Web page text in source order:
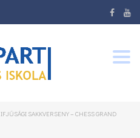
IFJÚSÁGI SAKKVERSENY – CHESS GRAND